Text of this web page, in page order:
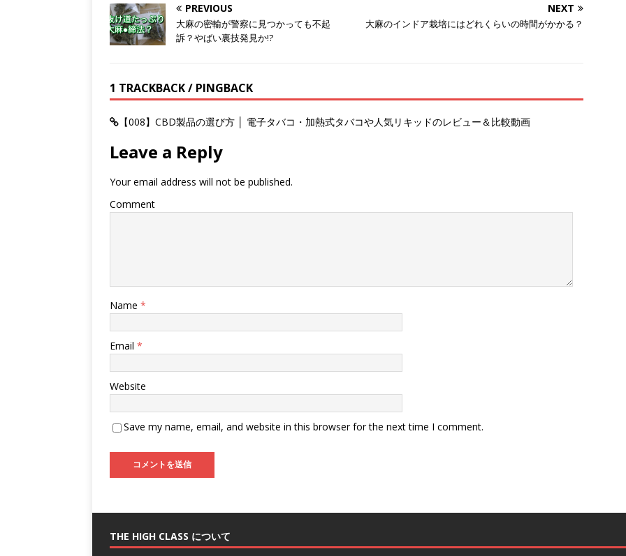
PREVIOUS
大麻の密輸が警察に見つかっても不起
訴？やばい裏技発見か!?
NEXT
大麻のインドア栽培にはどれくらいの時間がかかる？
1 TRACKBACK / PINGBACK
【008】CBD製品の選び方 │ 電子タバコ・加熱式タバコや人気リキッドのレビュー＆比較動画
Leave a Reply
Your email address will not be published.
Comment
Name *
Email *
Website
Save my name, email, and website in this browser for the next time I comment.
THE HIGH CLASS について